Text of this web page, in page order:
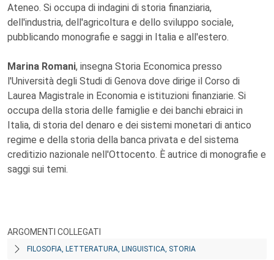
Ateneo. Si occupa di indagini di storia finanziaria,
dell'industria, dell'agricoltura e dello sviluppo sociale,
pubblicando monografie e saggi in Italia e all'estero.
Marina Romani, insegna Storia Economica presso
l'Università degli Studi di Genova dove dirige il Corso di
Laurea Magistrale in Economia e istituzioni finanziarie. Si
occupa della storia delle famiglie e dei banchi ebraici in
Italia, di storia del denaro e dei sistemi monetari di antico
regime e della storia della banca privata e del sistema
creditizio nazionale nell'Ottocento. È autrice di monografie e
saggi sui temi.
ARGOMENTI COLLEGATI
FILOSOFIA, LETTERATURA, LINGUISTICA, STORIA